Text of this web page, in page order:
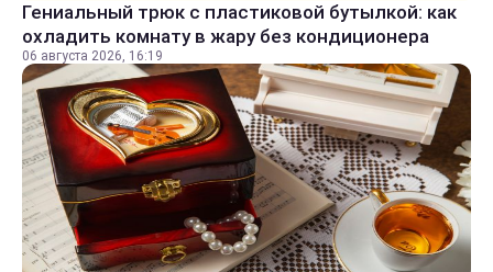
Гениальный трюк с пластиковой бутылкой: как
охладить комнату в жару без кондиционера
06 августа 2026, 16:19